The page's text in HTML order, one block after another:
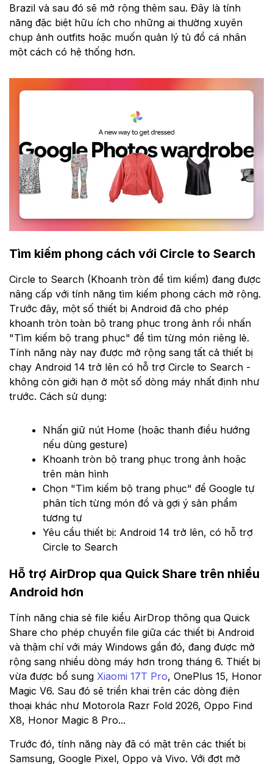
Brazil và sau đó sẽ mở rộng thêm sau. Đây là tính
năng đặc biệt hữu ích cho những ai thường xuyên
chụp ảnh outfits hoặc muốn quản lý tủ đồ cá nhân
một cách có hệ thống hơn.
Tìm kiếm phong cách với Circle to Search
Circle to Search (Khoanh tròn để tìm kiếm) đang được
nâng cấp với tính năng tìm kiếm phong cách mở rộng.
Trước đây, một số thiết bị Android đã cho phép
khoanh tròn toàn bộ trang phục trong ảnh rồi nhấn
"Tìm kiếm bộ trang phục" để tìm từng món riêng lẻ.
Tính năng này nay được mở rộng sang tất cả thiết bị
chạy Android 14 trở lên có hỗ trợ Circle to Search -
không còn giới hạn ở một số dòng máy nhất định như
trước. Cách sử dụng:
Nhấn giữ nút Home (hoặc thanh điều hướng
nếu dùng gesture)
Khoanh tròn bộ trang phục trong ảnh hoặc
trên màn hình
Chọn "Tìm kiếm bộ trang phục" để Google tự
phân tích từng món đồ và gợi ý sản phẩm
tương tự
Yêu cầu thiết bị: Android 14 trở lên, có hỗ trợ
Circle to Search
Hỗ trợ AirDrop qua Quick Share trên nhiều
Android hơn
Tính năng chia sẻ file kiểu AirDrop thông qua Quick
Share cho phép chuyển file giữa các thiết bị Android
và thậm chí với máy Windows gần đó, đang được mở
rộng sang nhiều dòng máy hơn trong tháng 6. Thiết bị
vừa được bổ sung Xiaomi 17T Pro, OnePlus 15, Honor
Magic V6. Sau đó sẽ triển khai trên các dòng điện
thoại khác như Motorola Razr Fold 2026, Oppo Find
X8, Honor Magic 8 Pro...
Trước đó, tính năng này đã có mặt trên các thiết bị
Samsung, Google Pixel, Oppo và Vivo. Với đợt mở